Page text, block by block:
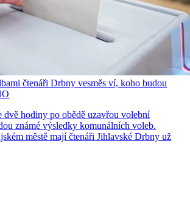
čtenáři Drbny vesměs ví, koho budou
dvě hodiny po obědě uzavřou volební
známé výsledky komunálních voleb.
městě mají čtenáři Jihlavské Drbny už